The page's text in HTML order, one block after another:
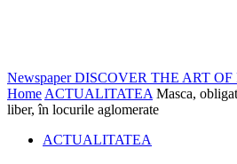
Newspaper DISCOVER THE ART
Home ACTUALITATEA Masca,
liber, în locurile aglomerate
ACTUALITATEA